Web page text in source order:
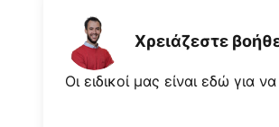
Χρειάζεστε
Οι ειδικοί μας είναι εδώ για